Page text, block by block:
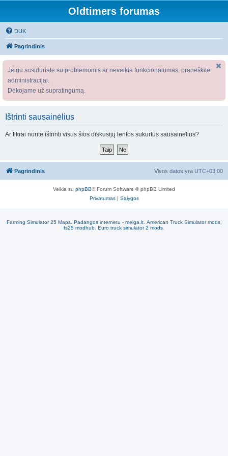
Oldtimers forumas
DUK
Pagrindinis
Jeigu susiduriate su problemomis ar neveikia funkcionalumas, praneškite
administracijai.
Dėkojame už supratingumą.
Ištrinti sausainėlius
Ar tikrai norite ištrinti visus šios diskusijų lentos sukurtus sausainėlius?
Pagrindinis Visos datos yra UTC+03:00
Veikia su phpBB® Forum Software © phpBB Limited
Privatumas| Sąlygos
Farming Simulator 25 Maps. Padangos internetu - melga.lt. American Truck Simulator mods,
fs25 modhub Euro truck simulator 2 mods